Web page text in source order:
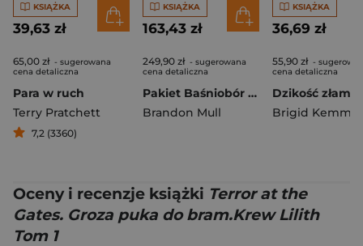
KSIĄŻKA
39,63 zł
65,00 zł - sugerowana
cena detaliczna
Para w ruch
Terry Pratchett
7,2 (3360)
KSIĄŻKA
163,43 zł
249,90 zł - sugerowana
cena detaliczna
Pakiet Baśniobór (barwione brzegi)
Brandon Mull
KSIĄŻKA
36,69 zł
55,90 zł -
cena detaliczna
Brigid
Oceny i recenzje książki Terror at the
Gates. Groza puka do bram.Krew Lilith
Tom 1